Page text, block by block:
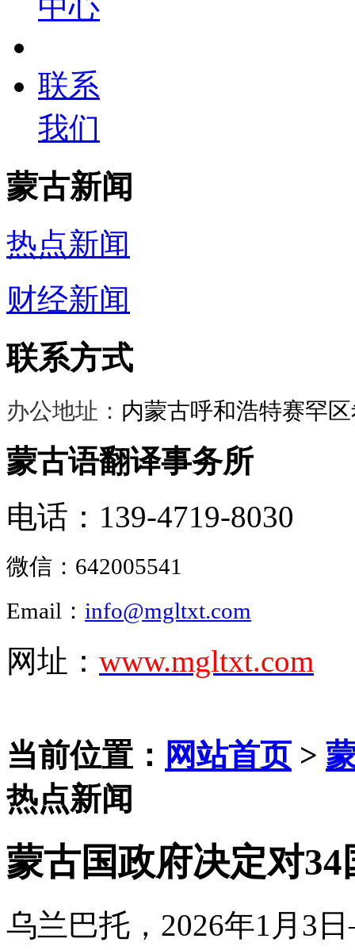
联系
我们
蒙古新闻
热点新闻
财经新闻
联系方式
办公地址： 内蒙古呼和浩特赛罕
蒙古语翻译事务所
电话：139-4719-8030
微信： 642005541
Email： info@mgltxt.com
网址： www.mgltxt.com
当前位置： 网站首页>
热点新闻
蒙古国政府决定对
乌兰巴托， 2026年1月3